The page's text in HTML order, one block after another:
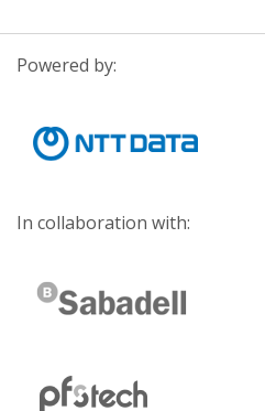
Powered by:
In collaboration with: